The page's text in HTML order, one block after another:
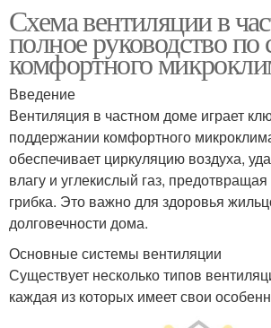
Схема вентиляции в
полное руководство
комфортного
Введение
Вентиляция в частном доме играет
поддержании комфортного
обеспечивает циркуляцию воздуха,
влагу и углекислый газ,
грибка. Это важно для здоровья
долговечности дома.
Основные системы вентиляции
Существует несколько типов
каждая из которых имеет свои